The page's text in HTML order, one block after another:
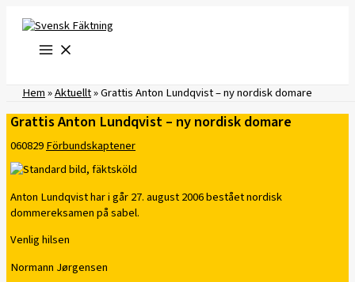
innehåll
Hem»Aktuellt»Grattis Anton Lundqvist – ny nordisk domare
Grattis Anton Lundqvist – ny nordisk domare
060829Förbundskaptener
Anton Lundqvist har i går 27. august 2006 bestået nordisk
dommereksamen på sabel.
Venlig hilsen
Normann Jørgensen